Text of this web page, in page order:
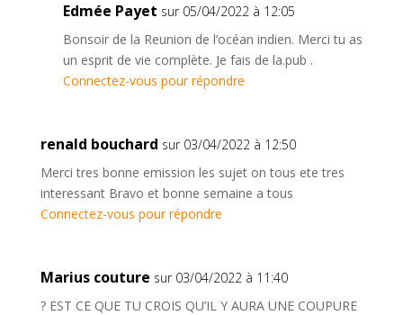
Edmée Payet sur 05/04/2022 à 12:05
Bonsoir de la Reunion de l’océan indien. Merci tu as
un esprit de vie complète. Je fais de la.pub .
Connectez-vous pour répondre
renald bouchard sur 03/04/2022 à 12:50
Merci tres bonne emission les sujet on tous ete tres
interessant Bravo et bonne semaine a tous
Connectez-vous pour répondre
Marius couture sur 03/04/2022 à 11:40
? EST CE QUE TU CROIS QU’IL Y AURA UNE COUPURE